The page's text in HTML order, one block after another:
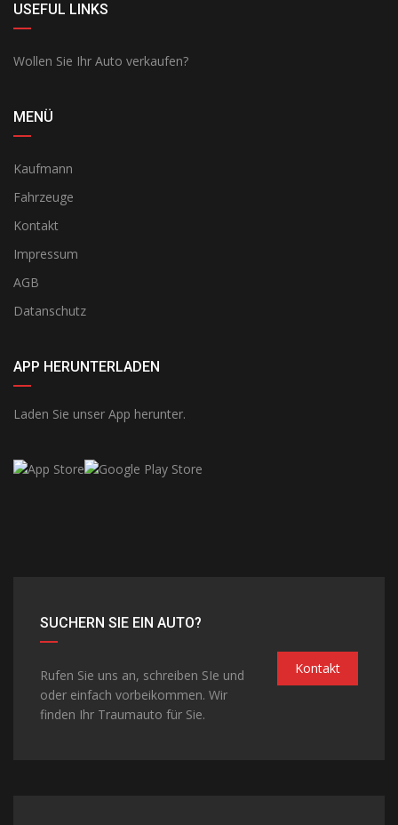
USEFUL LINKS
Wollen Sie Ihr Auto verkaufen?
MENÜ
Kaufmann
Fahrzeuge
Kontakt
Impressum
AGB
Datanschutz
APP HERUNTERLADEN
Laden Sie unser App herunter.
SUCHERN SIE EIN AUTO?
Rufen Sie uns an, schreiben SIe und
oder einfach vorbeikommen. Wir
finden Ihr Traumauto für Sie.
Kontakt